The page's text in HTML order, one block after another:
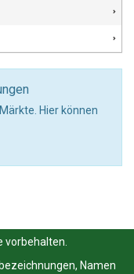
Hier können
vorbehalten.
Namen